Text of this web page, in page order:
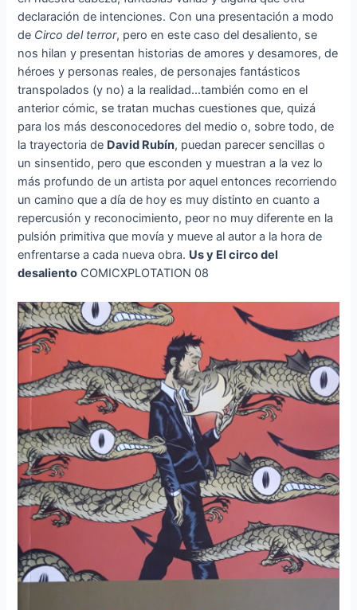
declaración de intenciones. Con una presentación a modo
de Circo del terror, pero en este caso del desaliento, se
nos hilan y presentan historias de amores y desamores, de
héroes y personas reales, de personajes fantásticos
transpolados (y no) a la realidad…también como en el
anterior cómic, se tratan muchas cuestiones que, quizá
para los más desconocedores del medio o, sobre todo, de
la trayectoria de David Rubín, puedan parecer sencillas o
un sinsentido, pero que esconden y muestran a la vez lo
más profundo de un artista por aquel entonces recorriendo
un camino que a día de hoy es muy distinto en cuanto a
repercusión y reconocimiento, peor no muy diferente en la
pulsión primitiva que movía y mueve al autor a la hora de
enfrentarse a cada nueva obra. Us y El circo del
desaliento COMICXPLOTATION 08